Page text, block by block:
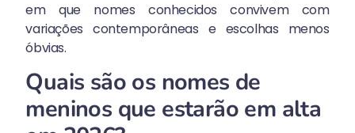
em que nomes conhecidos convivem com
variações contemporâneas e escolhas menos
óbvias.
Quais são os nomes de
meninos que estarão em alta